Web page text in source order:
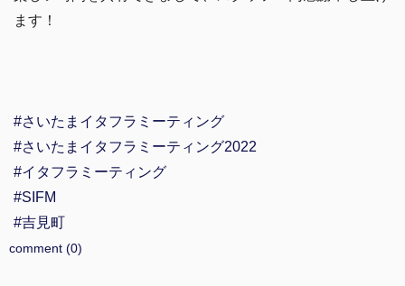
ます！
#さいたまイタフラミーティング
#さいたまイタフラミーティング2022
#イタフラミーティング
#SIFM
#吉見町
comment (0)